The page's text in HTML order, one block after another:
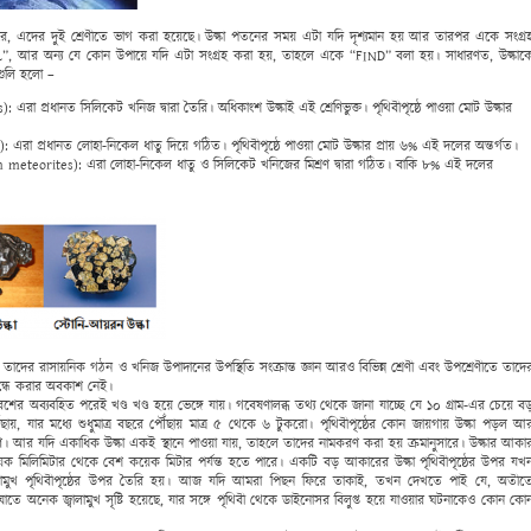
এদের দুই শ্রেণীতে ভাগ করা হয়েছে। উল্কা পতনের সময় এটা যদি দৃশ্যমান হয় আর তারপর একে
আর অন্য যে কোন উপায়ে যদি এটা সংগ্রহ করা হয়, তাহলে একে “FIND” বলা হয়। সাধারণত,
হলো –
প্রধানত সিলিকেট খনিজ দ্বারা তৈরি। অধিকাংশ উল্কাই এই শ্রেণিভুক্ত। পৃথিবীপৃষ্ঠে পাওয়া মোট উল্কার
প্রধানত লোহা-নিকেল ধাতু দিয়ে গঠিত। পৃথিবীপৃষ্ঠে পাওয়া মোট উল্কার প্রায় ৬% এই দলের অন্তর্গত।
এরা লোহা-নিকেল ধাতু ও সিলিকেট খনিজের মিশ্রণ দ্বারা গঠিত। বাকি ৮% এই দলের
রাসায়নিক গঠন ও খনিজ উপাদানের উপস্থিতি সংক্রান্ত জ্ঞান আরও বিভিন্ন শ্রেণী এবং উপশ্রেণীতে
করার অবকাশ নেই।
অব্যবহিত পরেই খণ্ড খণ্ড হয়ে ভেঙ্গে যায়। গবেষণালব্ধ তথ্য থেকে জানা যাচ্ছে যে ১০ গ্রাম-এর চেয়ে
যার মধ্যে শুধুমাত্র বছরে পৌঁছায় মাত্র ৫ থেকে ৬ টুকরো। পৃথিবীপৃষ্ঠের কোন জায়গায় উল্কা পড়ল
যদি একাধিক উল্কা একই স্থানে পাওয়া যায়, তাহলে তাদের নামকরণ করা হয় ক্রমানুসারে। উল্কার
মিলিমিটার থেকে বেশ কয়েক মিটার পর্যন্ত হতে পারে। একটি বড় আকারের উল্কা পৃথিবীপৃষ্ঠের উপর
পৃথিবীপৃষ্ঠের উপর তৈরি হয়। আজ যদি আমরা পিছন ফিরে তাকাই, তখন দেখতে পাই যে,
অনেক জ্বালামুখ সৃষ্টি হয়েছে, যার সঙ্গে পৃথিবী থেকে ডাইনোসর বিলুপ্ত হয়ে যাওয়ার ঘটনাকেও কোন